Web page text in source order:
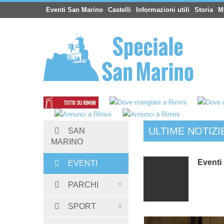
Eventi San Marino Castelli Informazioni utili Storia
SAN
MARINO
EVENTI
PARCHI
SPORT
ULTIME
: Albergo Dogana 3
Eventi